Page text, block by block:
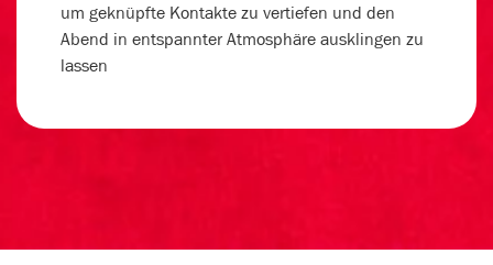
um geknüpfte Kontakte zu vertiefen und den
Abend in entspannter Atmosphäre ausklingen zu
lassen